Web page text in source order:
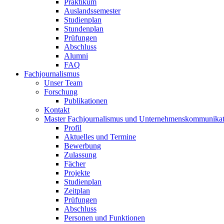
Praktikum
Auslandssemester
Studienplan
Stundenplan
Prüfungen
Abschluss
Alumni
FAQ
Fachjournalismus
Unser Team
Forschung
Publikationen
Kontakt
Master Fachjournalismus und
Profil
Aktuelles und Termine
Bewerbung
Zulassung
Fächer
Projekte
Studienplan
Zeitplan
Prüfungen
Abschluss
Personen und Funktionen